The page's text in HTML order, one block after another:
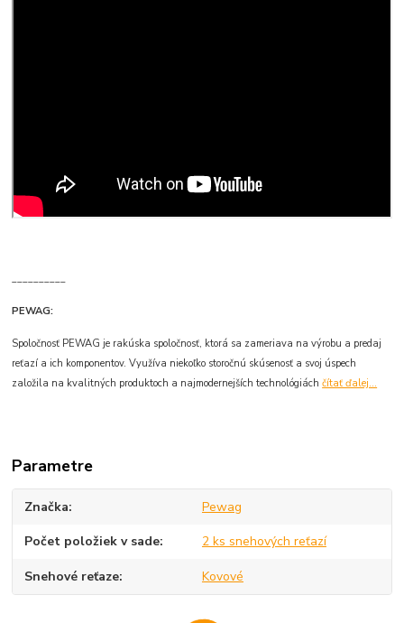
PEWAG:
Spoločnosť PEWAG je rakúska spoločnosť, ktorá sa zameriava na výrobu a predaj
reťazí a ich komponentov. Využíva niekoľko storočnú skúsenosť a svoj úspech
založila na kvalitných produktoch a najmodernejších technológiáchčítať ďalej...
Parametre
Značka Pewag
Počet položiek v sade 2 ks snehových reťazí
Snehové reťaze Kovové